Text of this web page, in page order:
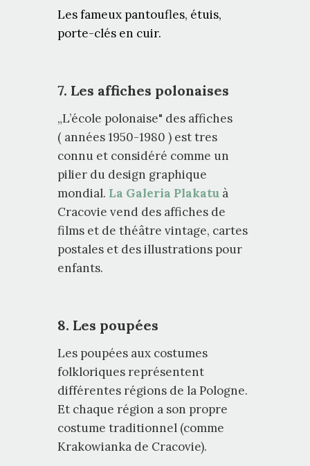
Les fameux pantoufles, étuis,
porte-clés en cuir.
7. Les affiches polonaises
„L’école polonaise" des affiches
( années 1950-1980 ) est tres
connu et considéré comme un
pilier du design graphique
mondial. La Galeria Plakatu à
Cracovie vend des affiches de
films et de théâtre vintage, cartes
postales et des illustrations pour
enfants.
8. Les poupées
Les poupées aux costumes
folkloriques représentent
différentes régions de la Pologne.
Et chaque région a son propre
costume traditionnel (comme
Krakowianka de Cracovie).